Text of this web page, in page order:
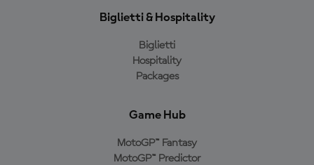
Biglietti & Hospitality
Biglietti
Hospitality
Packages
Game Hub
MotoGP™ Fantasy
MotoGP™ Predictor